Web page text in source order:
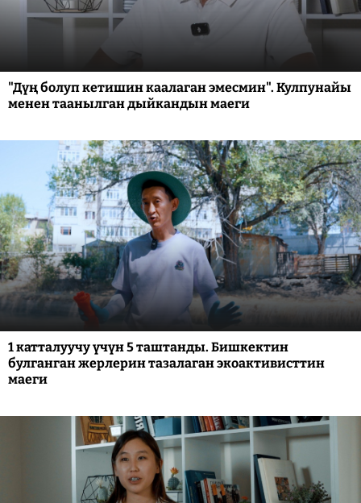
"Дүң болуп кетишин каалаган эмесмин". Кулпунайы
менен таанылган дыйкандын маеги
1 катталуучу үчүн 5 таштанды. Бишкектин
булганган жерлерин тазалаган экоактивисттин
маеги